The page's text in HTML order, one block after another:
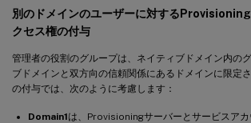
別のドメインのユーザーに対する
クセス権の付与
管理者の役割のグループは、ネイティブドメイン内の
ブドメインと双方向の信頼関係にあるドメインに限定
の付与では、次のように考慮します：
Domain1は、Provisioningサーバーとサービスアカ